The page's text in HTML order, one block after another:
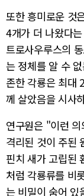
또한 흥미로운 것
4개가 더 나왔다
트로사우루스의
는 정체를 알 수
존한 각룡은 최대
께 살았음을 시사
연구원은 "이런
격리된 것이 주된
핀치 새가 고립된
처럼 각룡류를 비
는 비밀이 숨어 있